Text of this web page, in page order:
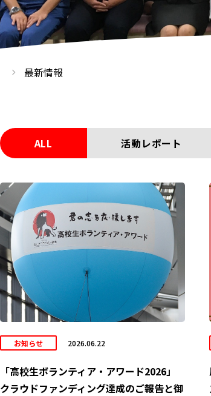
最新情報
ALL 活動レポート
お知らせ 2026.06.22
「高校生ボランティア・アワード2026」
クラウドファンディング達成のご報告と御